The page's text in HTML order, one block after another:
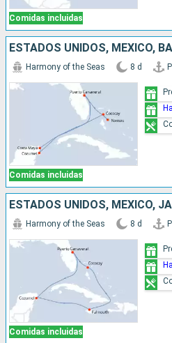
Comidas incluidas
ESTADOS UNIDOS, MÉXICO,
Comidas incluidas
Harmony of the Seas 8 d
Comidas incluidas
Harmony of the Seas 8 d